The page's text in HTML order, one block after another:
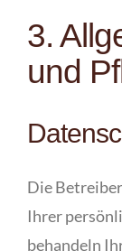
3.
und
Die
Ihrer
behandeln